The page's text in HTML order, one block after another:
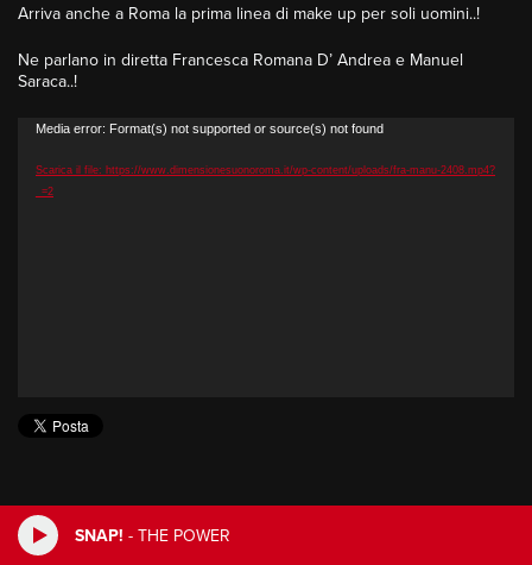
SNAP! - THE POWER
Arriva anche a Roma la prima linea di make up per soli uomini..!
Ne parlano in diretta Francesca Romana D’ Andrea e Manuel
Saraca..!
Video
Media error: Format(s) not supported or source(s) not found
Scarica il file: https://www.dimensionesuonoroma.it/wp-content/uploads/fra-manu-2408.mp4?
_=2